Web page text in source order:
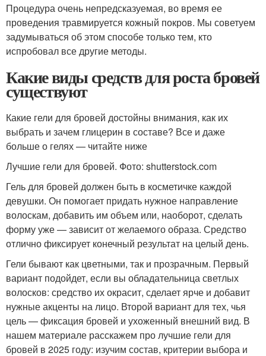
Процедура очень непредсказуемая, во время ее
проведения травмируется кожный покров. Мы советуем
задумываться об этом способе только тем, кто
испробовал все другие методы.
Какие виды средств для роста бровей
существуют
Какие гели для бровей достойны внимания, как их
выбрать и зачем глицерин в составе? Все и даже
больше о гелях — читайте ниже
Лучшие гели для бровей. Фото: shutterstock.com
Гель для бровей должен быть в косметичке каждой
девушки. Он помогает придать нужное направление
волоскам, добавить им объем или, наоборот, сделать
форму уже — зависит от желаемого образа. Средство
отлично фиксирует конечный результат на целый день.
Гели бывают как цветными, так и прозрачным. Первый
вариант подойдет, если вы обладательница светлых
волосков: средство их окрасит, сделает ярче и добавит
нужные акценты на лицо. Второй вариант для тех, чья
цель — фиксация бровей и ухоженный внешний вид. В
нашем материале расскажем про лучшие гели для
бровей в 2025 году: изучим состав, критерии выбора и